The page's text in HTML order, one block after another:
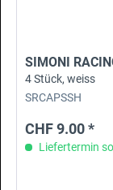
SIMONI
4 Stück, weiss
SRCAPSSH
CHF 9.00 *
Liefertermin